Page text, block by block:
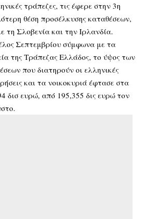
τράπεζες, τις έφερε στην 3η
θέση προσέλκυσης καταθέσεων,
τη Σλοβενία και την Ιρλανδία.
Σεπτεμβρίου σύμφωνα με τα
της Τράπεζας Ελλάδος, το ύψος των
που διατηρούν οι ελληνικές
και τα νοικοκυριά έφτασε στα
δισ ευρώ, από 195,355 δις ευρώ τον